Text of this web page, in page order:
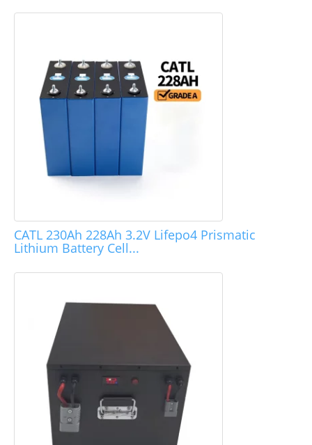
CATL 230Ah 228Ah 3.2V Lifepo4 Prismatic
Lithium Battery Cell...